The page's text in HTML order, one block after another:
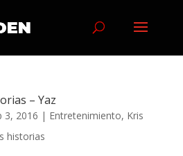
– Yaz
3, 2016 | Entretenimiento, Kris
historias